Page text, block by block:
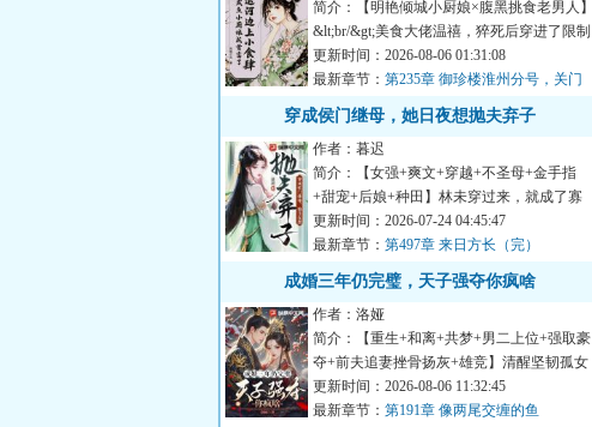
简介：【明艳倾城小厨娘×腹黑挑食老男人】
&lt;br/&gt;美食大佬温禧，猝死后穿进了限制
级古言小说里，成...
更新时间：2026-08-06 01:31:08
最新章节： 第235章 御珍楼淮州分号，关门
穿成侯门继母，她日夜想抛夫弃子
作者：暮迟
简介：【女强+爽文+穿越+不圣母+金手指
+甜宠+后娘+种田】林未穿过来，就成了寡
妇兼后娘。几个白眼狼拿着...
更新时间：2026-07-24 04:45:47
最新章节： 第497章 来日方长（完）
成婚三年仍完璧，天子强夺你疯啥
作者：洛娅
简介：【重生+和离+共梦+男二上位+强取豪
夺+前夫追妻挫骨扬灰+雄竞】清醒坚韧孤女
vs禁欲阴湿帝王前世，谢...
更新时间：2026-08-06 11:32:45
最新章节： 第191章 像两尾交缠的鱼